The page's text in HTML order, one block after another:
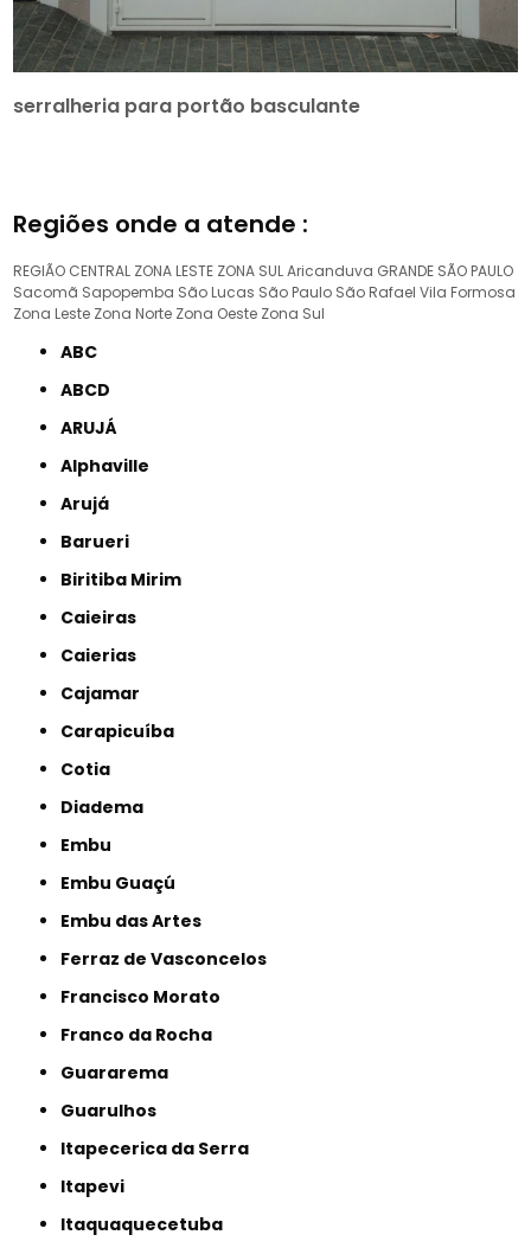
serralheria para portão basculante
Regiões onde a atende :
REGIÃO CENTRAL ZONA LESTE ZONA SULAricanduva GRANDE SÃO PAULO
Sacomã Sapopemba São Lucas São Paulo São Rafael Vila Formosa
Zona Leste Zona Norte Zona Oeste Zona Sul
ABC
ABCD
ARUJÁ
Alphaville
Arujá
Barueri
Biritiba Mirim
Caieiras
Caierias
Cajamar
Carapicuíba
Cotia
Diadema
Embu
Embu Guaçú
Embu das Artes
Ferraz de Vasconcelos
Francisco Morato
Franco da Rocha
Guararema
Guarulhos
Itapecerica da Serra
Itapevi
Itaquaquecetuba